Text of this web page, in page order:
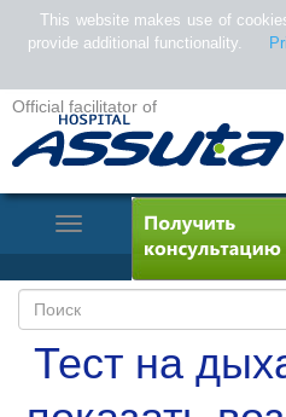
Official facilitator of
Toggle
Navigation
Тест на
This website makes use of
provide additional functionality.